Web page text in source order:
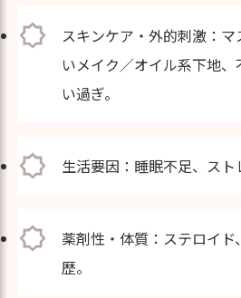
スキンケア・外的刺激：
いメイク／オイル系下地
い過ぎ。
生活要因：睡眠不足、スト
薬剤性・体質：ステロイ
歴。